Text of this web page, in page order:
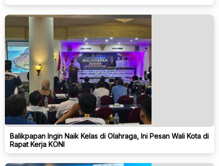
Balikpapan Ingin Naik Kelas di Olahraga, Ini Pesan Wali Kota di
Rapat Kerja KONI